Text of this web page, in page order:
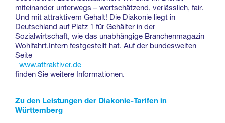
miteinander unterwegs – wertschätzend, verlässlich, fair.
Und mit attraktivem Gehalt! Die Diakonie liegt in
Deutschland auf Platz 1 für Gehälter in der
Sozialwirtschaft, wie das unabhängige Branchenmagazin
Wohlfahrt.Intern festgestellt hat. Auf der bundesweiten
Seite
www.attraktiver.de
finden Sie weitere Informationen.
Zu den Leistungen der Diakonie-Tarifen in
Württemberg